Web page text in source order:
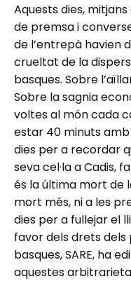
Aquests dies,
de premsa i
de l’entrepà havien
crueltat de la
basques. Sobre
Sobre la sagnia
voltes al món cada
estar 40 minuts
dies per a recordar
seva cel·la a Cadis,
és la última mort de
mort més, ni a les
dies per a fullejar el
favor dels drets dels
basques, SARE, ha
aquestes